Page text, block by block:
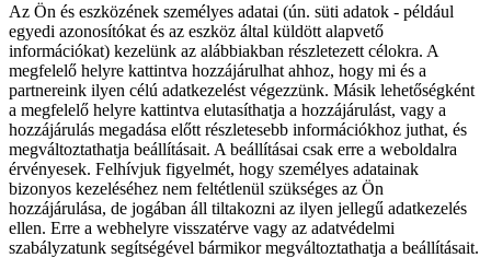
Az Ön és eszközének személyes adatai (ún. süti adatok - például
egyedi azonosítókat és az eszköz által küldött alapvető
információkat) kezelünk az alábbiakban részletezett célokra. A
megfelelő helyre kattintva hozzájárulhat ahhoz, hogy mi és a
partnereink ilyen célú adatkezelést végezzünk. Másik lehetőségként
a megfelelő helyre kattintva elutasíthatja a hozzájárulást, vagy a
hozzájárulás megadása előtt részletesebb információkhoz juthat, és
megváltoztathatja beállításait. A beállításai csak erre a weboldalra
érvényesek. Felhívjuk figyelmét, hogy személyes adatainak
bizonyos kezeléséhez nem feltétlenül szükséges az Ön
hozzájárulása, de jogában áll tiltakozni az ilyen jellegű adatkezelés
ellen. Erre a webhelyre visszatérve vagy az adatvédelmi
szabályzatunk segítségével bármikor megváltoztathatja a beállításait.